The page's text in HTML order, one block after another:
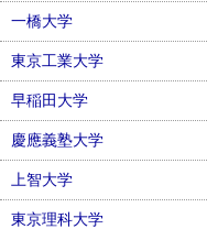
一橋大学
東京工業大学
早稲田大学
慶應義塾大学
上智大学
東京理科大学